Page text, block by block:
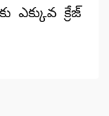
ఎక్కువ క్రేజ్